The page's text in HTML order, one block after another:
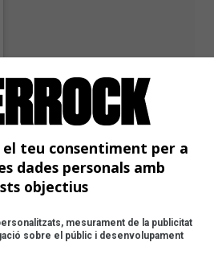
el teu consentiment per a
dades personals amb
objectius
mesurament de la publicitat
sobre el públic i desenvolupament